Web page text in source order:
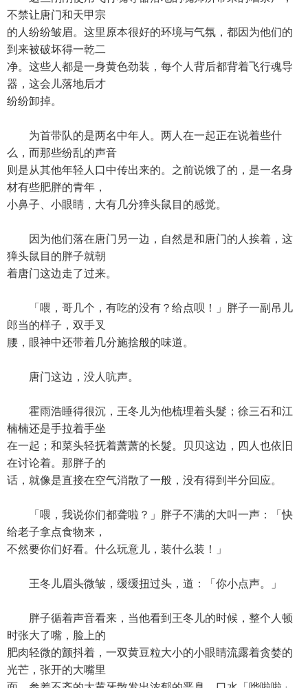
不禁让唐门和天甲宗
的人纷纷皱眉。这里原本很好的环境与气氛，都因为他们的
到来被破坏得一乾二
净。这些人都是一身黄色劲装，每个人背后都背着飞行魂导
器，这会儿落地后才
纷纷卸掉。
为首带队的是两名中年人。两人在一起正在说着些什
么，而那些纷乱的声音
则是从其他年轻人口中传出来的。之前说饿了的，是一名身
材有些肥胖的青年，
小鼻子、小眼睛，大有几分獐头鼠目的感觉。
因为他们落在唐门另一边，自然是和唐门的人挨着，这
獐头鼠目的胖子就朝
着唐门这边走了过来。
「喂，哥几个，有吃的没有？给点呗！」胖子一副吊儿
郎当的样子，双手叉
腰，眼神中还带着几分施捨般的味道。
唐门这边，没人吭声。
霍雨浩睡得很沉，王冬儿为他梳理着头髮；徐三石和江
楠楠还是手拉着手坐
在一起；和菜头轻抚着萧萧的长髮。贝贝这边，四人也依旧
在讨论着。那胖子的
话，就像是直接在空气消散了一般，没有得到半分回应。
「喂，我说你们都聋啦？」胖子不满的大叫一声：「快
给老子拿点食物来，
不然要你们好看。什么玩意儿，装什么装！」
王冬儿眉头微皱，缓缓扭过头，道：「你小点声。」
胖子循着声音看来，当他看到王冬儿的时候，整个人顿
时张大了嘴，脸上的
肥肉轻微的颤抖着，一双黄豆粒大小的小眼睛流露着贪婪的
光芒，张开的大嘴里